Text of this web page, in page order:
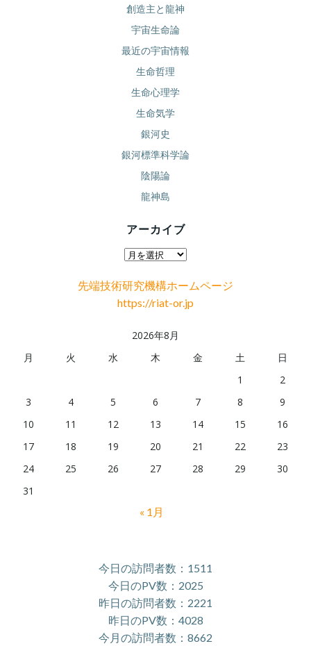
創造主と龍神
宇宙生命論
最近の宇宙情報
生命哲理
生命心理学
生命気学
銀河史
銀河標準科学論
陰陽論
龍神島
アーカイブ
ア
カ
イ
先端技術研究機構ホームページ
https://riat-or.jp
2026年8月
月
火 水 木 金 土
日
1
2
3
4 5 6 7 8
9
10
11 12 13 14 15
16
17
18 19 20 21 22
23
24
25 26 27 28 29
30
31
« 1月
今日の訪問者数：1511
今日のPV数：2025
昨日の訪問者数：2221
昨日のPV数：4028
今月の訪問者数：8662